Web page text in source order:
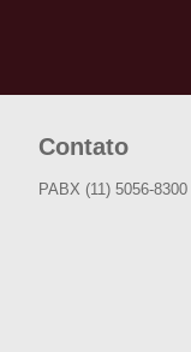
Contato
PABX (11) 5056-8300